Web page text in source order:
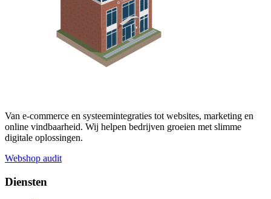
Van e-commerce en systeemintegraties tot websites, marketing en
online vindbaarheid. Wij helpen bedrijven groeien met slimme
digitale oplossingen.
Webshop audit
Diensten